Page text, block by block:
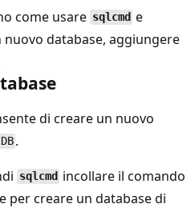
come usare sqlcmd e
nuovo database, aggiungere
di creare un nuovo
.
sqlcmd incollare il comando
per creare un database di